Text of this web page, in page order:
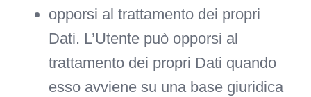
opporsi al trattamento dei propri
Dati. L’Utente può opporsi al
trattamento dei propri Dati quando
esso avviene su una base giuridica